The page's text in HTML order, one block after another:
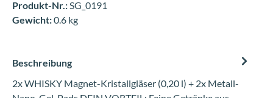
Produkt-Nr.:SG_0191
Gewicht:0.6 kg
Beschreibung
2x WHISKY Magnet-Kristallgläser (0,20 l) + 2x Metall-